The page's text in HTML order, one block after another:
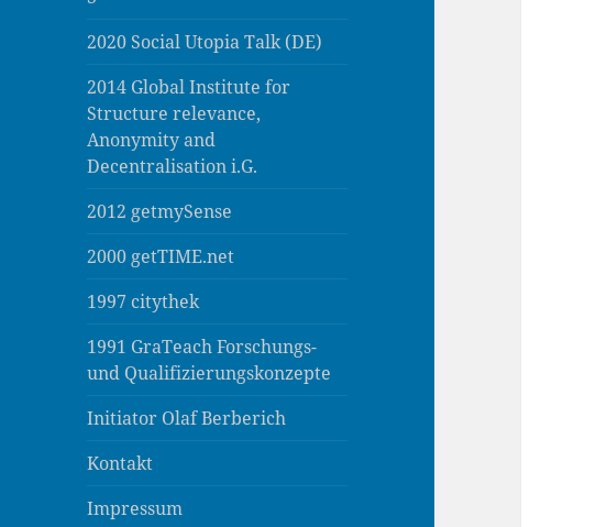
2020 Social Utopia Talk (DE)
2014 Global Institute for
Structure relevance,
Anonymity and
Decentralisation i.G.
2012 getmySense
2000 getTIME.net
1997 citythek
1991 GraTeach Forschungs-
und Qualifizierungskonzepte
Initiator Olaf Berberich
Kontakt
Impressum